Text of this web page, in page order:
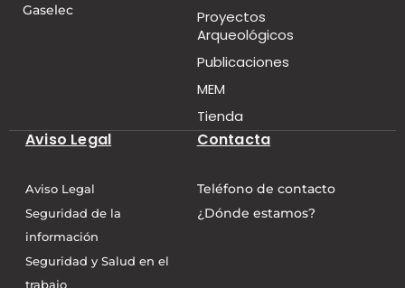
Gaselec
Proyectos
Arqueológicos
Publicaciones
MEM
Tienda
Aviso Legal
Aviso Legal
Seguridad de la
información
Seguridad y Salud en el
trabajo
Contacta
Teléfono de contacto
¿Dónde estamos?